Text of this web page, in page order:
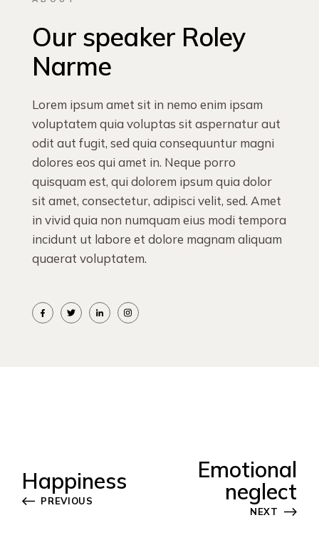
Our speaker Roley
Narme
Lorem ipsum amet sit in nemo enim ipsam
voluptatem quia voluptas sit aspernatur aut
odit aut fugit, sed quia consequuntur magni
dolores eos qui amet in. Neque porro
quisquam est, qui dolorem ipsum quia dolor
sit amet, consectetur, adipisci velit, sed. Amet
in vivid quia non numquam eius modi tempora
incidunt ut labore et dolore magnam aliquam
quaerat voluptatem.
Happiness
PREVIOUS
Emotional
neglect
NEXT